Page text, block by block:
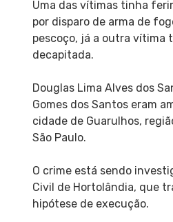
Uma das vítimas tinha
por disparo de arma de
pescoço, já a outra vítima
decapitada.
Douglas Lima Alves dos
Gomes dos Santos eram
cidade de Guarulhos,
São Paulo.
O crime está sendo
Civil de Hortolândia, que
hipótese de execução.